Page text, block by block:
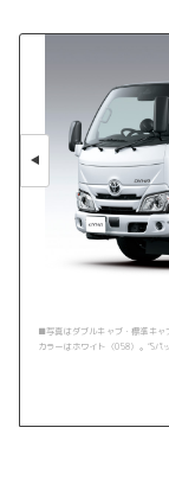
■写真はダブルキャブ・標準キャ
カラーはホワイト〈058〉。“Sパ